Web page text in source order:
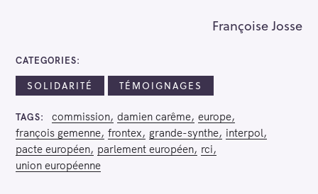
Françoise Josse
CATEGORIES
SOLIDARITÉ TÉMOIGNAGES
TAGS commission damien carême europe
françois gemenne frontex grande-synthe interpol
pacte européen parlement européen rci
union européenne